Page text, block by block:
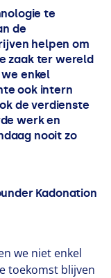
te
de
helpen om
zaak ter wereld
enkel
ook intern
de verdienste
werk en
nooit zo
Kadonation
we niet enkel
toekomst blijven